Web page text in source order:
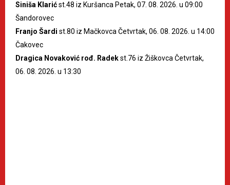
Siniša Klarićst.48 iz Kuršanca Petak, 07. 08. 2026. u 09:00
Šandorovec
Franjo Šardi st.80 iz Mačkovca Četvrtak, 06. 08. 2026. u 14:00
Čakovec
Dragica Novaković rođ. Radekst.76 iz Žiškovca Četvrtak,
06. 08. 2026. u 13:30